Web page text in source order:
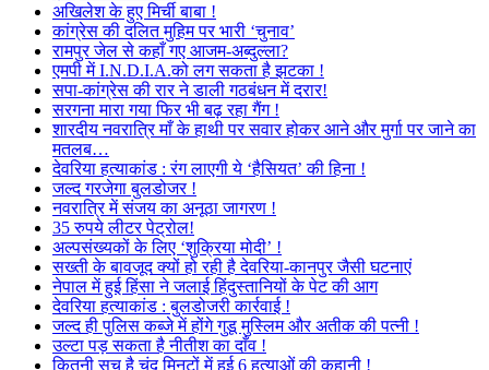
अखिलेश के हुए मिर्ची बाबा !
कांग्रेस की दलित मुहिम पर भारी ‘चुनाव’
रामपुर जेल से कहाँ गए आजम-अब्दुल्ला?
एमपी में I.N.D.I.A.को लग सकता है झटका !
सपा-कांग्रेस की रार ने डाली गठबंधन में दरार!
सरगना मारा गया फिर भी बढ़ रहा गैंग !
शारदीय नवरात्रि माँ के हाथी पर सवार होकर आने और मुर्गा पर जाने का
मतलब…
देवरिया हत्याकांड : रंग लाएगी ये ‘हैसियत’ की हिना !
जल्द गरजेगा बुलडोजर !
नवरात्रि में संजय का अनूठा जागरण !
35 रुपये लीटर पेट्रोल!
अल्पसंख्यकों के लिए ‘शुक्रिया मोदी’ !
सख्ती के बावजूद क्यों हो रही है देवरिया-कानपुर जैसी घटनाएं
नेपाल में हुई हिंसा ने जलाई हिंदुस्तानियों के पेट की आग
देवरिया हत्याकांड : बुलडोजरी कार्रवाई !
जल्द ही पुलिस कब्जे में होंगे गुडू मुस्लिम और अतीक की पत्नी !
उल्टा पड़ सकता है नीतीश का दाँव !
कितनी सच है चंद मिनटों में हुई 6 हत्याओं की कहानी !